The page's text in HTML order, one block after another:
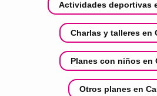
Actividades deportivas
Charlas y talleres en
Planes con niños en
Otros planes en